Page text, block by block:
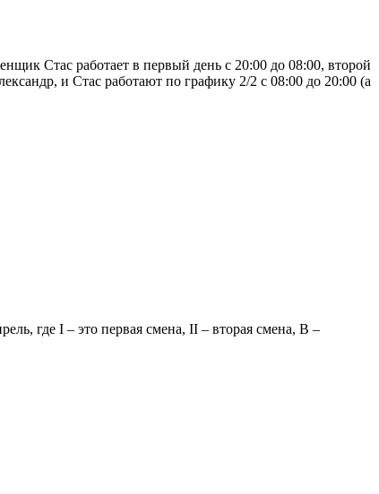
Стас работает в первый день с 20:00 до 08:00, второй
и Стас работают по графику 2/2 с 08:00 до 20:00 (а
где I – это первая смена, II – вторая смена, В –